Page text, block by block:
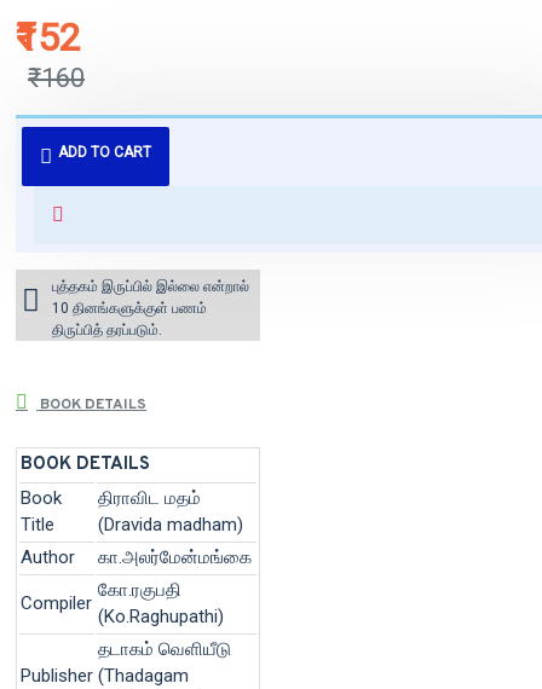
₹152
₹160
ADD TO CART
புத்தகம் 3 - 7 நாட்களில் அனுப்பி
வைக்கப்படும்.
for orders above ₹1000 within
புத்தகம் இருப்பில் இல்லை என்றால்
10 தினங்களுக்குள் பணம்
திருப்பித் தரப்படும்.
BOOK DETAILS
BOOK DETAILS
Book
Title
திராவிட மதம்
(Dravida madham)
Author
கா.அலர்மேன்மங்கை
Compiler
கோ.ரகுபதி
(Ko.Raghupathi)
Publisher
தடாகம் வெளியீடு
(Thadagam